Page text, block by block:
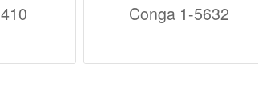
Conga 1-5632